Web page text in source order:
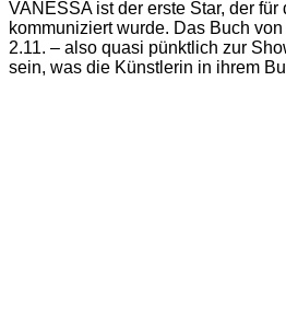
VANESSA ist der erste Star, der für
kommuniziert wurde. Das Buch
2.11. – also quasi pünktlich zur
sein, was die Künstlerin in ihrem